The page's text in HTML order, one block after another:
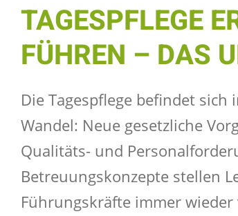
TAGESPFLEGE
FÜHREN – DAS
Die Tagespflege befindet sich
Wandel: Neue gesetzliche
Qualitäts- und
Betreuungskonzepte stellen
Führungskräfte immer wieder